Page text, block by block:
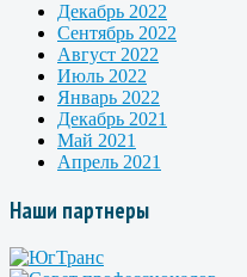
Декабрь 2022
Сентябрь 2022
Август 2022
Июль 2022
Январь 2022
Декабрь 2021
Май 2021
Апрель 2021
Наши партнеры